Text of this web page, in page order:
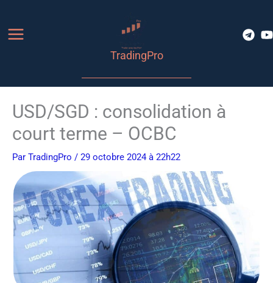
contenu
TradingPro
USD/SGD : consolidation à
court terme – OCBC
Par TradingPro / 29 octobre 2024 à 22h22